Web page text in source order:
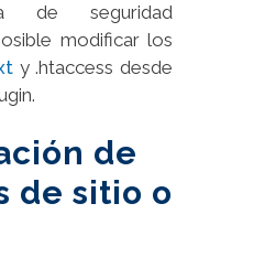
de seguridad
modificar los
y .htaccess desde
de
de sitio o